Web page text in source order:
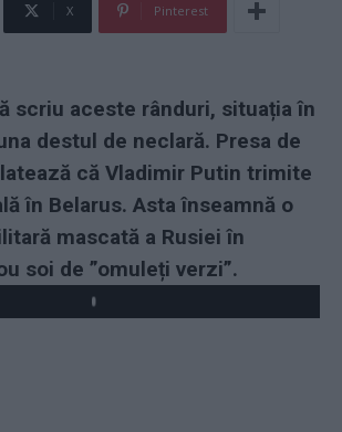
X Pinterest
scriu aceste rânduri, situația în
destul de neclară. Presa de
că Vladimir Putin trimite
în Belarus. Asta înseamnă o
mascată a Rusiei în
soi de ”omuleți verzi”.
Play